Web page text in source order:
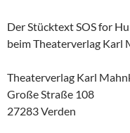
Der Stücktext SOS for
beim Theaterverlag Karl
Theaterverlag Karl
Große Straße 108
27283 Verden